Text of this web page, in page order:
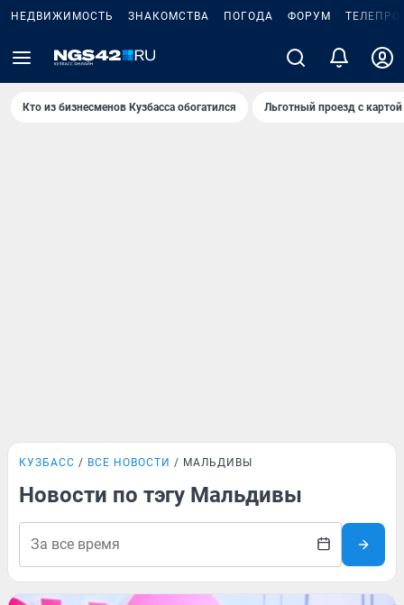
НЕДВИЖИМОСТЬ ЗНАКОМСТВА ПОГОДА ФОРУМ
Кто из бизнесменов Кузбасса обогатился Льготный проезд с
КУЗБАСС ВСЕ НОВОСТИ МАЛЬДИВЫ
Новости по тэгу Мальдивы